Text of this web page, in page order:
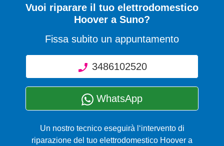
Vuoi riparare il tuo elettrodomestico
Hoover a Suno?
Fissa subito un appuntamento
3486102520
WhatsApp
Un nostro tecnico eseguirà l‘intervento di
riparazione del tuo elettrodomestico Hoover a